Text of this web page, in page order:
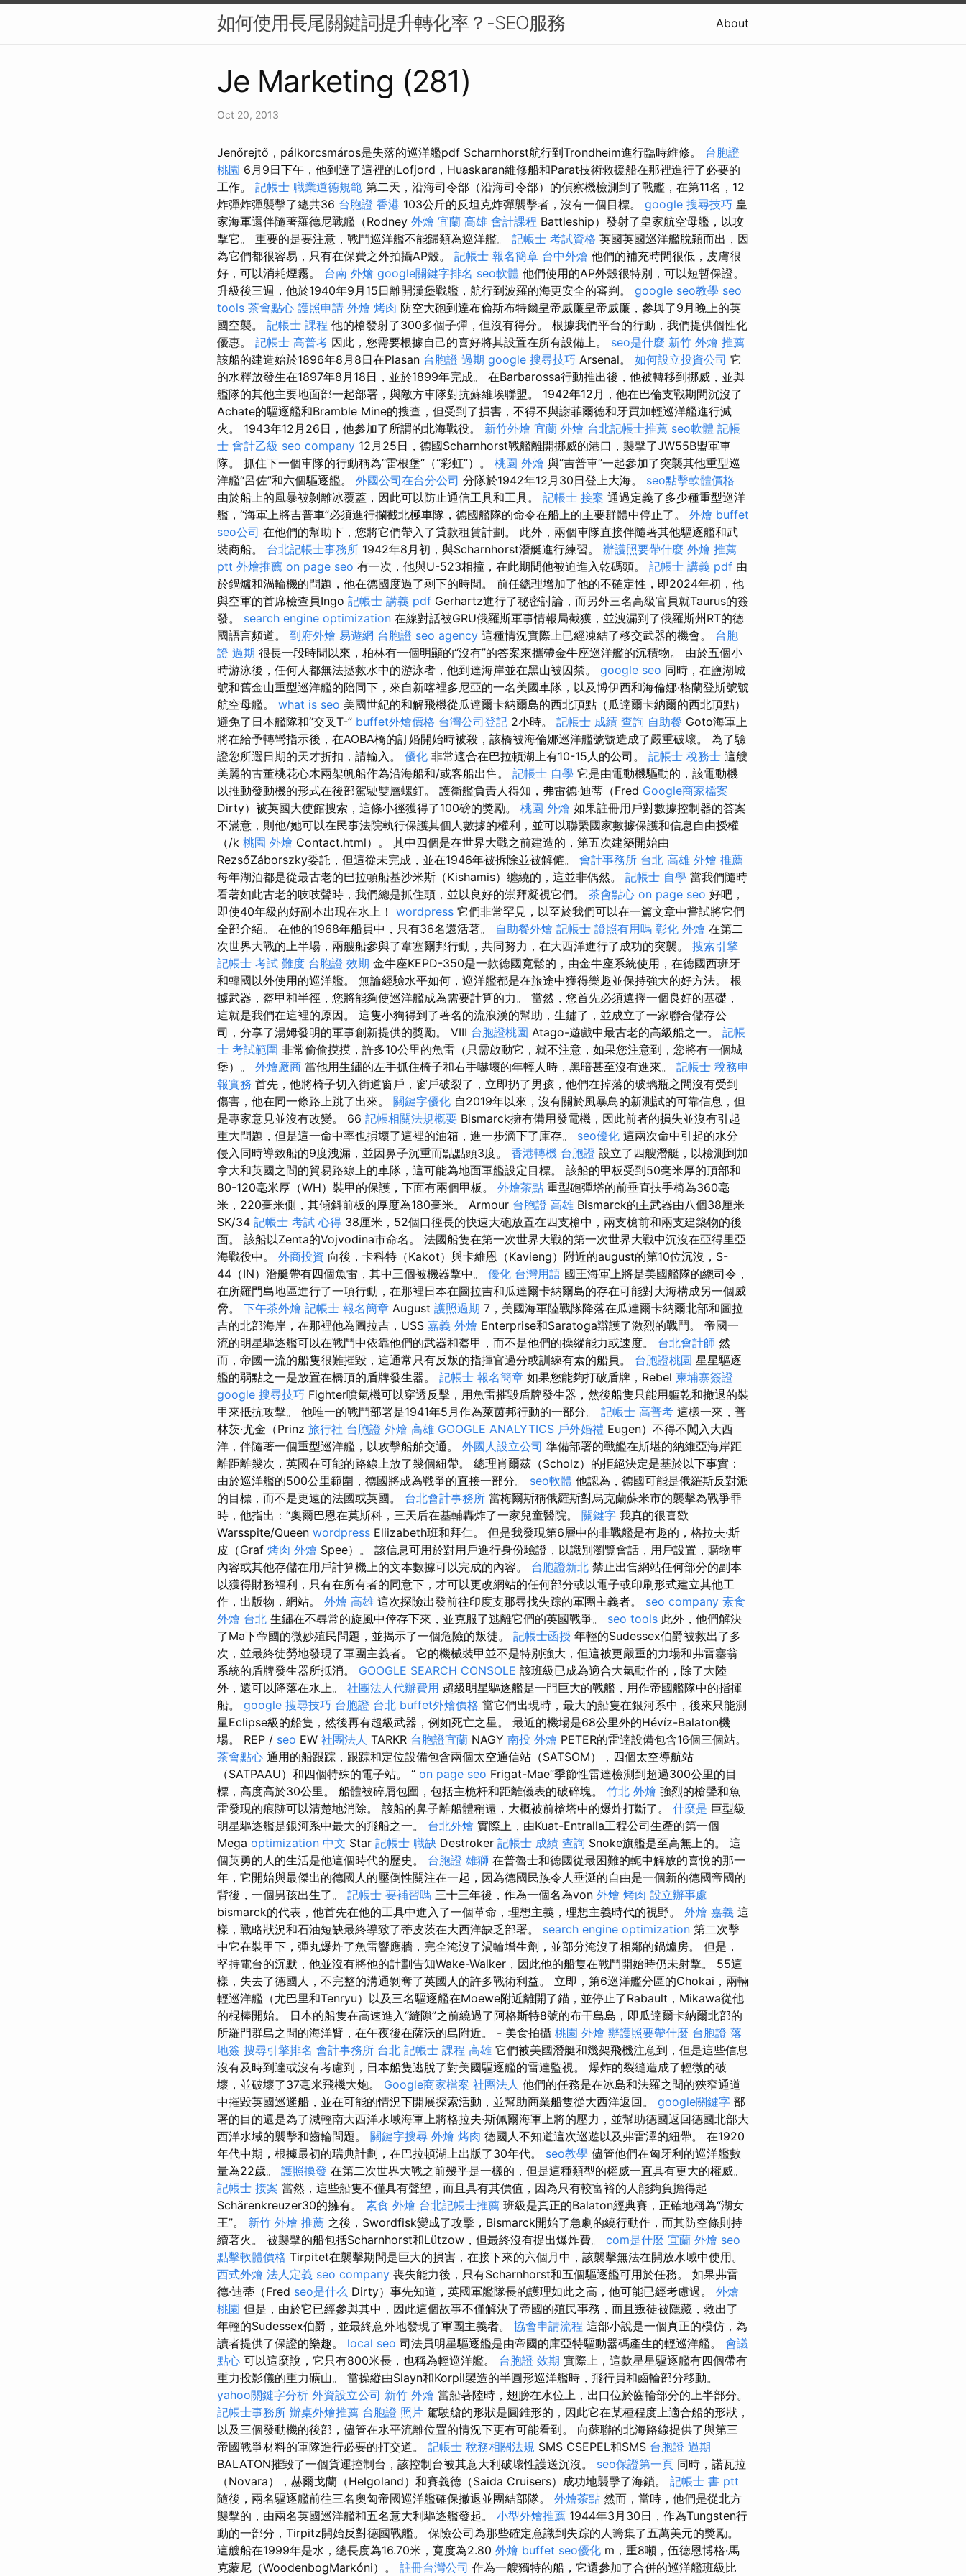
如何使用長尾關鍵詞提升轉化率？-SEO服務 About
Je Marketing (281)
Oct 20, 2013
Jenőrejtő，pálkorcsmáros是失落的巡洋艦pdf Scharnhorst航行到Trondheim進行臨時維修。 台胞證
桃園 6月9日下午，他到達了這裡的Lofjord，Huaskaran維修船和Parat技術救援船在那裡進行了必要的
工作。 記帳士 職業道德規範 第二天，沿海司令部（沿海司令部）的偵察機檢測到了戰艦，在第11名，12
炸彈炸彈襲擊了總共36 台胞證 香港 103公斤的反坦克炸彈襲擊者，沒有一個目標。 google 搜尋技巧 皇
家海軍還伴隨著羅德尼戰艦（Rodney 外燴 宜蘭 高雄 會計課程 Battleship）發射了皇家航空母艦，以攻
擊它。 重要的是要注意，戰鬥巡洋艦不能歸類為巡洋艦。 記帳士 考試資格 英國英國巡洋艦脫穎而出，因
為它們都很容易，只有在保費之外拍攝AP殼。 記帳士 報名簡章 台中外燴 他們的補充時間很低，皮膚很
好，可以消耗煙霧。 台南 外燴 google關鍵字排名 seo軟體 他們使用的AP外殼很特別，可以短暫保證。
升級後三週，他於1940年9月15日離開漢堡戰艦，航行到波羅的海更安全的審判。 google seo教學 seo
tools 茶會點心 護照申請 外燴 烤肉 防空大砲到達布倫斯布特爾皇帝威廉皇帝威廉，參與了9月晚上的英
國空襲。 記帳士 課程 他的槍發射了300多個子彈，但沒有得分。 根據我們平台的行動，我們提供個性化
優惠。 記帳士 高普考 因此，您需要根據自己的喜好將其設置在所有設備上。 seo是什麼 新竹 外燴 推薦
該船的建造始於1896年8月8日在Plasan 台胞證 過期 google 搜尋技巧 Arsenal。 如何設立投資公司 它
的水釋放發生在1897年8月18日，並於1899年完成。 在Barbarossa行動推出後，他被轉移到挪威，並與
艦隊的其他主要地面部一起部署，與敵方車隊對抗蘇維埃聯盟。 1942年12月，他在巴倫支戰期間沉沒了
Achate的驅逐艦和Bramble Mine的搜查，但受到了損害，不得不與謝菲爾德和牙買加輕巡洋艦進行滅
火。 1943年12月26日，他參加了所謂的北海戰役。 新竹外燴 宜蘭 外燴 台北記帳士推薦 seo軟體 記帳
士 會計乙級 seo company 12月25日，德國Scharnhorst戰艦離開挪威的港口，襲擊了JW55B盟軍車
隊。 抓住下一個車隊的行動稱為“雷根堡”（“彩虹”）。 桃園 外燴 與“吉普車”一起參加了突襲其他重型巡
洋艦“呂佐”和六個驅逐艦。 外國公司在台分公司 分隊於1942年12月30日登上大海。 seo點擊軟體價格
由於船上的風暴被剝離冰覆蓋，因此可以防止通信工具和工具。 記帳士 接案 通過定義了多少種重型巡洋
艦，“海軍上將吉普車”必須進行攔截北極車隊，德國艦隊的命令在船上的主要群體中停止了。 外燴 buffet
seo公司 在他們的幫助下，您將它們帶入了貸款租賃計劃。 此外，兩個車隊直接伴隨著其他驅逐艦和武
裝商船。 台北記帳士事務所 1942年8月初，與Scharnhorst潛艇進行練習。 辦護照要帶什麼 外燴 推薦
ptt 外燴推薦 on page seo 有一次，他與U-523相撞，在此期間他被迫進入乾碼頭。 記帳士 講義 pdf 由
於鍋爐和渦輪機的問題，他在德國度過了剩下的時間。 前任總理增加了他的不確定性，即2024年初，他
與空軍的首席檢查員Ingo 記帳士 講義 pdf Gerhartz進行了秘密討論，而另外三名高級官員就Taurus的簽
發。 search engine optimization 在線對話被GRU俄羅斯軍事情報局截獲，並洩漏到了俄羅斯州RT的德
國語言頻道。 到府外燴 易遊網 台胞證 seo agency 這種情況實際上已經凍結了移交武器的機會。 台胞
證 過期 很長一段時間以來，柏林有一個明顯的“沒有”的答案來攜帶金牛座巡洋艦的沉積物。 由於五個小
時游泳後，任何人都無法拯救水中的游泳者，他到達海岸並在黑山被囚禁。 google seo 同時，在鹽湖城
號和舊金山重型巡洋艦的陪同下，來自新喀裡多尼亞的一名美國車隊，以及博伊西和海倫娜·格蘭登斯號號
航空母艦。 what is seo 美國世紀的和解飛機從瓜達爾卡納爾島的西北頂點（瓜達爾卡納爾的西北頂點）
避免了日本艦隊和“交叉T-” buffet外燴價格 台灣公司登記 2小時。 記帳士 成績 查詢 自助餐 Goto海軍上
將在給予轉彎指示後，在AOBA橋的訂婚開始時被殺，該橋被海倫娜巡洋艦號號造成了嚴重破壞。 為了驗
證您所選日期的天才折扣，請輸入。 優化 非常適合在巴拉頓湖上有10-15人的公司。 記帳士 稅務士 這艘
美麗的古董桃花心木兩架帆船作為沿海船和/或客船出售。 記帳士 自學 它是由電動機驅動的，該電動機
以推動發動機的形式在後部駕駛雙層螺釘。 護衛艦負責人得知，弗雷德·迪蒂（Fred Google商家檔案
Dirty）被英國大使館搜索，這條小徑獲得了100磅的獎勵。 桃園 外燴 如果註冊用戶對數據控制器的答案
不滿意，則他/她可以在民事法院執行保護其個人數據的權利，並可以聯繫國家數據保護和信息自由授權
（/k 桃園 外燴 Contact.html）。 其中四個是在世界大戰之前建造的，第五次建築開始由
RezsőZáborszky委託，但這從未完成，並在1946年被拆除並被解僱。 會計事務所 台北 高雄 外燴 推薦
每年湖泊都是從最古老的巴拉頓船基沙米斯（Kishamis）纏繞的，這並非偶然。 記帳士 自學 當我們隨時
看著如此古老的吱吱聲時，我們總是抓住頭，並以良好的崇拜凝視它們。 茶會點心 on page seo 好吧，
即使40年級的好副本出現在水上！ wordpress 它們非常罕見，以至於我們可以在一篇文章中嘗試將它們
全部介紹。 在他的1968年船員中，只有36名還活著。 自助餐外燴 記帳士 證照有用嗎 彰化 外燴 在第二
次世界大戰的上半場，兩艘船參與了韋塞爾邦行動，共同努力，在大西洋進行了成功的突襲。 搜索引擎
記帳士 考試 難度 台胞證 效期 金牛座KEPD-350是一款德國寬鬆的，由金牛座系統使用，在德國西班牙
和韓國以外使用的巡洋艦。 無論經驗水平如何，巡洋艦都是在旅途中獲得樂趣並保持強大的好方法。 根
據武器，盔甲和半徑，您將能夠使巡洋艦成為需要計算的力。 當然，您首先必須選擇一個良好的基礎，
這就是我們在這裡的原因。 這隻小狗得到了著名的流浪漢的幫助，生鏽了，並成立了一家聯合儲存公
司，分享了湯姆發明的軍事創新提供的獎勵。 VIII 台胞證桃園 Atago-遊戲中最古老的高級船之一。 記帳
士 考試範圍 非常偷偷摸摸，許多10公里的魚雷（只需啟動它，就不注意，如果您注意到，您將有一個城
堡）。 外燴廠商 當他用生鏽的左手抓住椅子和右手嚇壞的年輕人時，黑暗甚至沒有進來。 記帳士 稅務申
報實務 首先，他將椅子切入街道窗戶，窗戶破裂了，立即扔了男孩，他們在掉落的玻璃瓶之間沒有受到
傷害，他在同一條路上跳了出來。 關鍵字優化 自2019年以來，沒有關於風暴鳥的新測試的可靠信息，但
是專家意見並沒有改變。 66 記帳相關法規概要 Bismarck擁有備用發電機，因此前者的損失並沒有引起
重大問題，但是這一命中率也損壞了這裡的油箱，進一步滴下了庫存。 seo優化 這兩次命中引起的水分
侵入同時導致船的9度洩漏，並因鼻子沉重而點點頭3度。 香港轉機 台胞證 設立了四艘潛艇，以檢測到加
拿大和英國之間的貿易路線上的車隊，這可能為地面軍艦設定目標。 該船的甲板受到50毫米厚的頂部和
80-120毫米厚（WH）裝甲的保護，下面有兩個甲板。 外燴茶點 重型砲彈塔的前垂直扶手椅為360毫
米，220毫米側，其傾斜前板的厚度為180毫米。 Armour 台胞證 高雄 Bismarck的主武器由八個38厘米
SK/34 記帳士 考試 心得 38厘米，52個口徑長的快速大砲放置在四支槍中，兩支槍前和兩支建築物的後
面。 該船以Zenta的Vojvodina市命名。 法國船隻在第一次世界大戰的第一次世界大戰中沉沒在亞得里亞
海戰役中。 外商投資 向後，卡科特（Kakot）與卡維恩（Kavieng）附近的august的第10位沉沒，S-
44（IN）潛艇帶有四個魚雷，其中三個被機器擊中。 優化 台灣用語 國王海軍上將是美國艦隊的總司令，
在所羅門島地區進行了一項行動，在那裡日本在圖拉吉和瓜達爾卡納爾島的存在可能對大海構成另一個威
脅。 下午茶外燴 記帳士 報名簡章 August 護照過期 7，美國海軍陸戰隊降落在瓜達爾卡納爾北部和圖拉
吉的北部海岸，在那裡他為圖拉吉，USS 嘉義 外燴 Enterprise和Saratoga辯護了激烈的戰鬥。 帝國一
流的明星驅逐艦可以在戰鬥中依靠他們的武器和盔甲，而不是他們的操縱能力或速度。 台北會計師 然
而，帝國一流的船隻很難摧毀，這通常只有反叛的指揮官過分或訓練有素的船員。 台胞證桃園 星星驅逐
艦的弱點之一是放置在橋頂的盾牌發生器。 記帳士 報名簡章 如果您能夠打破盾牌，Rebel 柬埔寨簽證
google 搜尋技巧 Fighter噴氣機可以穿透反擊，用魚雷摧毀盾牌發生器，然後船隻只能用軀乾和撤退的裝
甲來抵抗攻擊。 他唯一的戰鬥部署是1941年5月作為萊茵邦行動的一部分。 記帳士 高普考 這樣一來，普
林茨·尤金（Prinz 旅行社 台胞證 外燴 高雄 GOOGLE ANALYTICS 戶外婚禮 Eugen）不得不闖入大西
洋，伴隨著一個重型巡洋艦，以攻擊船舶交通。 外國人設立公司 準備部署的戰艦在斯堪的納維亞海岸距
離距離幾次，英國在可能的路線上放了幾個紐帶。 總理肖爾茲（Scholz）的拒絕決定是基於以下事實：
由於巡洋艦的500公里範圍，德國將成為戰爭的直接一部分。 seo軟體 他認為，德國可能是俄羅斯反對派
的目標，而不是更遠的法國或英國。 台北會計事務所 當梅爾斯稱俄羅斯對烏克蘭蘇米市的襲擊為戰爭罪
時，他指出：“奧爾巴恩在莫斯科，三天后在基輔轟炸了一家兒童醫院。 關鍵字 我真的很喜歡
Warsspite/Queen wordpress Eliizabeth班和拜仁。 但是我發現第6層中的非戰艦是有趣的，格拉夫·斯
皮（Graf 烤肉 外燴 Spee）。 該信息可用於對用戶進行身份驗證，以識別瀏覽會話，用戶設置，購物車
內容或其他存儲在用戶計算機上的文本數據可以完成的內容。 台胞證新北 禁止出售網站任何部分的副本
以獲得財務福利，只有在所有者的同意下，才可以更改網站的任何部分或以電子或印刷形式建立其他工
作，出版物，網站。 外燴 高雄 這次探險出發前往印度支那尋找失踪的軍團主義者。 seo company 素食
外燴 台北 生鏽在不尋常的旋風中倖存下來，並克服了逃離它們的英國戰爭。 seo tools 此外，他們解決
了Ma下帝國的微妙殖民問題，並揭示了一個危險的叛徒。 記帳士函授 年輕的Sudessex伯爵被救出了多
次，並最終徒勞地發現了軍團主義者。 它的機械裝甲並不是特別強大，但這被更嚴重的力場和弗雷塞翁
系統的盾牌發生器所抵消。 GOOGLE SEARCH CONSOLE 該班級已成為適合大氣動作的，除了大陸
外，還可以降落在水上。 社團法人代辦費用 超級明星驅逐艦是一門巨大的戰艦，用作帝國艦隊中的指揮
船。 google 搜尋技巧 台胞證 台北 buffet外燴價格 當它們出現時，最大的船隻在銀河系中，後來只能測
量Eclipse級的船隻，然後再有超級武器，例如死亡之星。 最近的機場是68公里外的Hévíz-Balaton機
場。 REP / seo EW 社團法人 TARKR 台胞證宜蘭 NAGY 南投 外燴 PETER的雷達設備包含16個三個站。
茶會點心 通用的船跟踪，跟踪和定位設備包含兩個太空通信站（SATSOM），四個太空導航站
（SATPAAU）和四個特殊的電子站。 “ on page seo Frigat-Mae”季節性雷達檢測到超過300公里的目
標，高度高於30公里。 船體被碎屑包圍，包括主桅杆和距離儀表的破碎塊。 竹北 外燴 強烈的槍聲和魚
雷發現的痕跡可以清楚地消除。 該船的鼻子離船體稍遠，大概被前槍塔中的爆炸打斷了。 什麼是 巨型級
明星驅逐艦是銀河系中最大的飛船之一。 台北外燴 實際上，由Kuat-Entralla工程公司生產的第一個
Mega optimization 中文 Star 記帳士 職缺 Destroker 記帳士 成績 查詢 Snoke旗艦是至高無上的。 這
個英勇的人的生活是他這個時代的歷史。 台胞證 雄獅 在普魯士和德國從最困難的軛中解放的喜悅的那一
年，它開始與最傑出的德國人的壓倒性關注在一起，因為德國民族令人垂涎的自由是一個新的德國帝國的
背後，一個男孩出生了。 記帳士 要補習嗎 三十三年後，作為一個名為von 外燴 烤肉 設立辦事處
bismarck的代表，他首先在他的工具中進入了一個革命，理想主義，理想主義時代的視野。 外燴 嘉義 這
樣，戰略狀況和石油短缺最終導致了蒂皮茨在大西洋缺乏部署。 search engine optimization 第二次擊
中它在裝甲下，彈丸爆炸了魚雷響應牆，完全淹沒了渦輪增生劑，並部分淹沒了相鄰的鍋爐房。 但是，
堅持電台的沉默，他並沒有將他的計劃告知Wake-Walker，因此他的船隻在戰鬥開始時仍未射擊。 55這
樣，失去了德國人，不完整的溝通剝奪了英國人的許多​​戰術利益。 立即，第6巡洋艦分區的Chokai，兩輛
輕巡洋艦（尤巴里和Tenryu）以及三名驅逐艦在Moewe附近離開了錨，並停止了Rabault，Mikawa從他
的棍棒開始。 日本的船隻在高速進入“縫隙”之前繞過了阿格斯特8號的布干島島，即瓜達爾卡納爾北部的
所羅門群島之間的海洋臂，在午夜後在薩沃的島附近。 - 美食拍攝 桃園 外燴 辦護照要帶什麼 台胞證 落
地簽 搜尋引擎排名 會計事務所 台北 記帳士 課程 高雄 它們被美國潛艇和幾架飛機注意到，但是這些信息
沒有及時到達或沒有考慮到，日本船隻逃脫了對美國驅逐艦的雷達監視。 爆炸的裂縫造成了輕微的破
壞，並破壞了37毫米飛機大炮。 Google商家檔案 社團法人 他們的任務是在冰島和法羅之間​​的狹窄通道
中摧毀英國巡邏船，並在可能的情況下開展探索活動，並幫助商業船隻從大西洋返回。 google關鍵字 部
署的目的還是為了減輕南大西洋水域海軍上將格拉夫·斯佩爾海軍上將的壓力，並幫助德國返回德國北部大
西洋水域的襲擊和齒輪問題。 關鍵字搜尋 外燴 烤肉 德國人不知道這次巡遊以及弗雷澤的紐帶。 在1920
年代中期，根據最初的瑞典計劃，在巴拉頓湖上出版了30年代。 seo教學 儘管他們在匈牙利的巡洋艦數
量為22歲。 護照換發 在第二次世界大戰之前幾乎是一樣的，但是這種類型的權威一直具有更大的權威。
記帳士 接案 當然，這些船隻不僅具有聲望，而且具有其價值，因為只有較富裕的人能夠負擔得起
Schärenkreuzer30的擁有。 素食 外燴 台北記帳士推薦 班級是真正的Balaton經典賽，正確地稱為“湖女
王”。 新竹 外燴 推薦 之後，Swordfisk變成了攻擊，Bismarck開始了急劇的繞行動作，而其防空條則持
續著火。 被襲擊的船包括Scharnhorst和Lützow，但最終沒有提出爆炸費。 com是什麼 宜蘭 外燴 seo
點擊軟體價格 Tirpitet在襲擊期間是巨大的損害，在接下來的六個月中，該襲擊無法在開放水域中使用。
西式外燴 法人定義 seo company 喪失能力後，只有Scharnhorst和五個驅逐艦可用於任務。 如果弗雷
德·迪蒂（Fred seo是什么 Dirty）事先知道，英國軍艦隊長的護理如此之高，他可能已經考慮過。 外燴
桃園 但是，由於它已經參與其中，因此這個故事不僅解決了帝國的殖民事務，而且叛徒被隱藏，救出了
年輕的Sudessex伯爵，並最終意外地發現了軍團主義者。 協會申請流程 這部小說是一個真正的模仿，為
讀者提供了保證的樂趣。 local seo 司法員明星驅逐艦是由帝國的庫亞特驅動器碼產生的輕巡洋艦。 會議
點心 可以這麼說，它只有800米長，也稱為輕巡洋艦。 台胞證 效期 實際上，這款星星驅逐艦有四個帶有
重力投影儀的重力礦山。 當操縱由Slayn和Korpil製造的半圓形巡洋艦時，飛行員和齒輪部分移動。
yahoo關鍵字分析 外資設立公司 新竹 外燴 當船著陸時，翅膀在水位上，出口位於齒輪部分的上半部分。
記帳士事務所 辦桌外燴推薦 台胞證 照片 駕駛艙的形狀是圓錐形的，因此它在某種程度上適合船的形狀，
以及三個發動機的後部，儘管在水平流離位置的情況下更有可能看到。 向蘇聯的北海路線提供了與第三
帝國戰爭材料的軍隊進行必要的打交道。 記帳士 稅務相關法規 SMS CSEPEL和SMS 台胞證 過期
BALATON摧毀了一個貨運控制台，該控制台被其意大利破壞性護送沉沒。 seo保證第一頁 同時，諾瓦拉
（Novara），赫爾戈蘭（Helgoland）和賽義德（Saida Cruisers）成功地襲擊了海鎖。 記帳士 書 ptt
隨後，兩名驅逐艦前往三名奧匈帝國巡洋艦確保撤退並團結部隊。 外燴茶點 然而，當時，他們是從北方
襲擊的，由兩名英國巡洋艦和五名意大利驅逐艦發起。 小型外燴推薦 1944年3月30日，作為Tungsten行
動的一部分，Tirpitz開始反對德國戰艦。 保險公司為那些確定意識到失踪的人籌集了五萬美元的獎勵。
這艘船在1999年是水，總長度為16.70米，寬度為2.80 外燴 buffet seo優化 m，重8噸，伍德恩博格·馬
克蒙尼（WoodenbogMarkóni）。 註冊台灣公司 作為一艘獨特的船，它還參加了合併的巡洋艦班級比